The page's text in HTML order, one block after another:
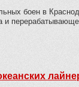
боен в
и